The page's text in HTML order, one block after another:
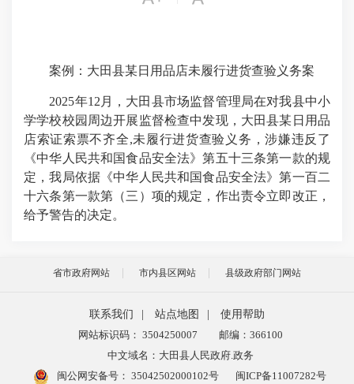
案例：大田县某日用品店未履行进货查验义务案
2025年12 月，大田县市场监督管理局在对我县中小
学学校校园周边开展监督检查中发现，大田县某日用品
店索证索票不齐全,未履行进货查验义务，涉嫌违反了
《中华人民共和国食品安全法》第五十三条第一款的规
定，我局依据《中华人民共和国食品安全法》第一百二
十六条第一款第（三）项的规定，作出责令立即改正，
给予警告的决定。
省市政府网站 市内县区网站 县级政府部门网站
联系我们 站点地图
使用帮助
网站标识码： 3504250007
邮编：366100
中文域名：大田县人民政府.政务
闽公网安备号： 35042502000102号 闽ICP备11007282号